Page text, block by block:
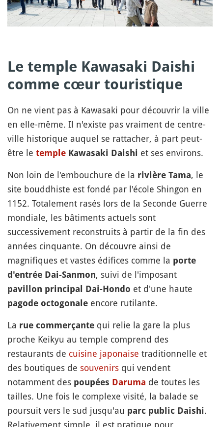
Le temple Kawasaki Daishi
comme cœur touristique
On ne vient pas à Kawasaki pour découvrir la ville
en elle-même. Il n'existe pas vraiment de centre-
ville historique auquel se rattacher, à part peut-
être le temple Kawasaki Daishi et ses environs.
Non loin de l'embouchure de la rivière Tama, le
site bouddhiste est fondé par l'école Shingon en
1152. Totalement rasés lors de la Seconde Guerre
mondiale, les bâtiments actuels sont
successivement reconstruits à partir de la fin des
années cinquante. On découvre ainsi de
magnifiques et vastes édifices comme la porte
d'entrée Dai-Sanmon, suivi de l'imposant
pavillon principal Dai-Hondo et d'une haute
pagode octogonale encore rutilante.
La rue commerçante qui relie la gare la plus
proche Keikyu au temple comprend des
restaurants de cuisine japonaise traditionnelle et
des boutiques de souvenirs qui vendent
notamment des poupées Daruma de toutes les
tailles. Une fois le complexe visité, la balade se
poursuit vers le sud jusqu'au parc public Daishi.
Relativement simple, il est pratique pour